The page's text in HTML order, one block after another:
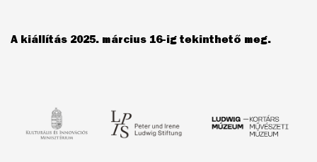
A kiállítás 2025. március 16-ig tekinthető meg.